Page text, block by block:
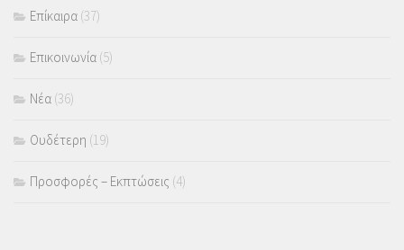
Επίκαιρα (37)
Επικοινωνία (5)
Νέα (36)
Ουδέτερη (19)
Προσφορές – Εκπτώσεις (4)